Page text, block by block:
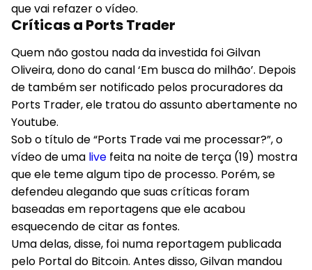
que vai refazer o vídeo.
Críticas a Ports Trader
Quem não gostou nada da investida foi Gilvan
Oliveira, dono do canal ‘Em busca do milhão’. Depois
de também ser notificado pelos procuradores da
Ports Trader, ele tratou do assunto abertamente no
Youtube.
Sob o título de “Ports Trade vai me processar?”, o
vídeo de uma live feita na noite de terça (19) mostra
que ele teme algum tipo de processo. Porém, se
defendeu alegando que suas críticas foram
baseadas em reportagens que ele acabou
esquecendo de citar as fontes.
Uma delas, disse, foi numa reportagem publicada
pelo Portal do Bitcoin. Antes disso, Gilvan mandou